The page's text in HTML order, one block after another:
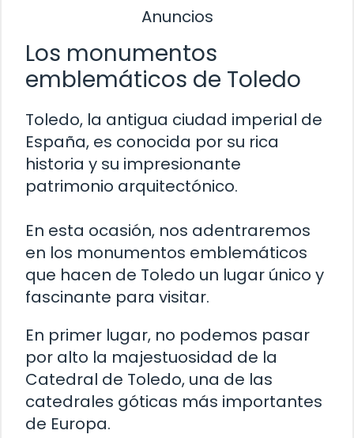
Anuncios
Los monumentos
emblemáticos de Toledo
Toledo, la antigua ciudad imperial de
España, es conocida por su rica
historia y su impresionante
patrimonio arquitectónico.
En esta ocasión, nos adentraremos
en los monumentos emblemáticos
que hacen de Toledo un lugar único y
fascinante para visitar.
En primer lugar, no podemos pasar
por alto la majestuosidad de la
Catedral de Toledo, una de las
catedrales góticas más importantes
de Europa.